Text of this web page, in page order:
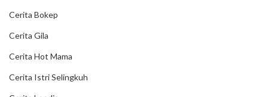
Cerita Bokep
Cerita Gila
Cerita Hot Mama
Cerita Istri Selingkuh